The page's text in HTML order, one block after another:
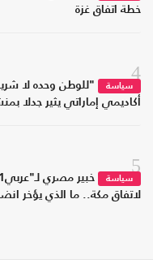
خطة اتفاق غزة
4
سياسة
"للوطن وحده لا
أكاديمي إماراتي يثير جدلا
5
سياسة
لاتفاق مكة.. ما الذي يؤخر